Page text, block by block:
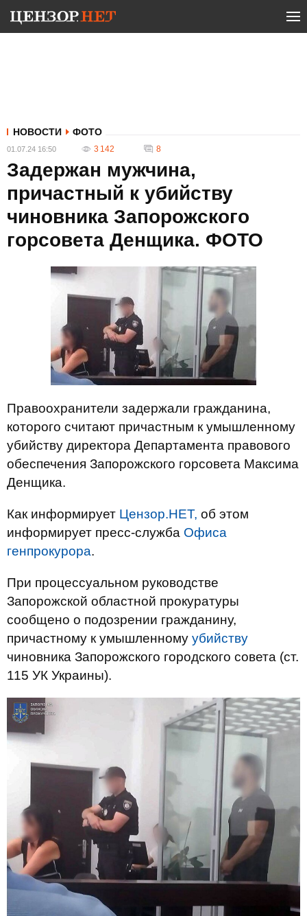
НОВОСТИ ФОТО
01.07.24 16:50 3 142 8
Задержан мужчина,
причастный к убийству
чиновника Запорожского
горсовета Денщика. ФОТО
Правоохранители задержали гражданина,
которого считают причастным к умышленному
убийству директора Департамента правового
обеспечения Запорожского горсовета Максима
Денщика.
Как информирует Цензор.НЕТ, об этом
информирует пресс-служба Офиса
генпрокурора.
При процессуальном руководстве
Запорожской областной прокуратуры
сообщено о подозрении гражданину,
причастному к умышленному убийству
чиновника Запорожского городского совета (ст.
115 УК Украины).